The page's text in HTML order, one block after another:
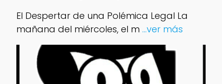
El Despertar de una Polémica Legal La
mañana del miércoles, el m ...ver más